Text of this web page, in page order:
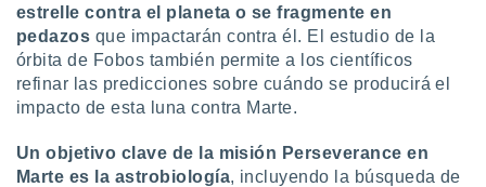
de
de
uso de
con el
estrelle contra el planeta o se fragmente en
pedazos que impactarán contra él. El estudio de la
órbita de Fobos también permite a los científicos
refinar las predicciones sobre cuándo se producirá el
impacto de esta luna contra Marte.
Un objetivo clave de la misión Perseverance en
Marte es la astrobiología, incluyendo la búsqueda de